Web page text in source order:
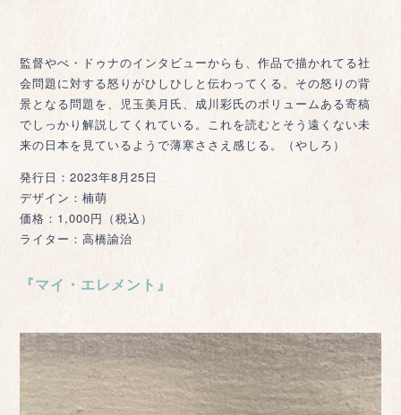
監督やぺ・ドゥナのインタビューからも、作品で描かれてる社
会問題に対する怒りがひしひしと伝わってくる。その怒りの背
景となる問題を、児玉美月氏、成川彩氏のボリュームある寄稿
でしっかり解説してくれている。これを読むとそう遠くない未
来の日本を見ているようで薄寒ささえ感じる。（やしろ）
発行日：2023年8月25日
デザイン：楠萌
価格：1,000円（税込）
ライター：高橋諭治
『マイ・エレメント』